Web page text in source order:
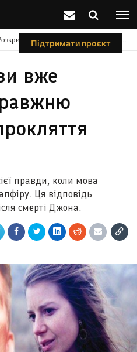
Підтримати проєкт
Справжню Правду Про Прокляття Томмі Шелбі
вже
правди, коли мова
Ця відповідь
смерті Джона.